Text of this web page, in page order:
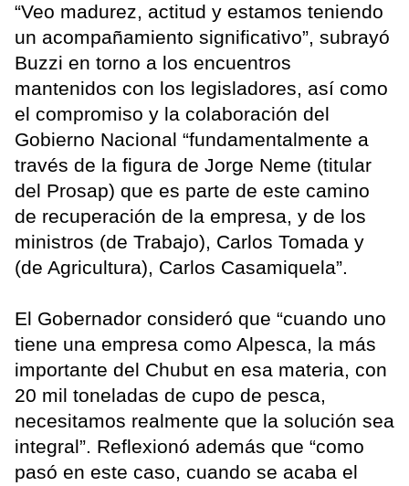
“Veo madurez, actitud y estamos teniendo
un acompañamiento significativo”, subrayó
Buzzi en torno a los encuentros
mantenidos con los legisladores, así como
el compromiso y la colaboración del
Gobierno Nacional “fundamentalmente a
través de la figura de Jorge Neme (titular
del Prosap) que es parte de este camino
de recuperación de la empresa, y de los
ministros (de Trabajo), Carlos Tomada y
(de Agricultura), Carlos Casamiquela”.
El Gobernador consideró que “cuando uno
tiene una empresa como Alpesca, la más
importante del Chubut en esa materia, con
20 mil toneladas de cupo de pesca,
necesitamos realmente que la solución sea
integral”. Reflexionó además que “como
pasó en este caso, cuando se acaba el